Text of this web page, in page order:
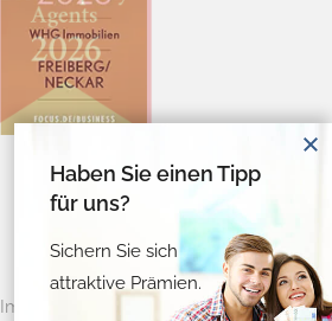
Impressum Cookie-Verwaltung
Haben Sie einen Tipp
für uns?
Sichern Sie sich
attraktive Prämien.